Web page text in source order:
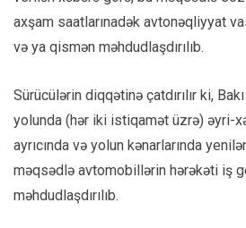
axşam saatlarınadək avtonəqliyyat
və ya qismən məhdudlaşdırılıb.
Sürücülərin diqqətinə çatdırılır ki,
yolunda (hər iki istiqamət üzrə) əyri-
ayrıcında və yolun kənarlarında
məqsədlə avtomobillərin hərəkəti iş
məhdudlaşdırılıb.